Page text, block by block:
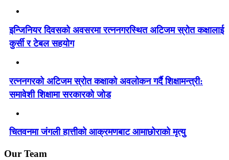
इन्जिनियर दिवसको अवसरमा रत्ननगरस्थित अटिजम स्रोत कक्षालाई
कुर्सी र टेबल सहयोग
रत्ननगरको अटिजम स्रोत कक्षाको अवलोकन गर्दै शिक्षामन्त्री:
समावेशी शिक्षामा सरकारको जोड
चितवनमा जंगली हात्तीको आक्रमणबाट आमाछोराको मृत्यु
Our Team